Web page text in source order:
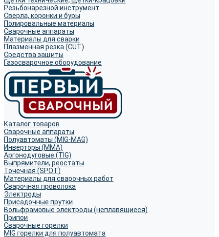
Резьбонарезной инструмент
Сверла, коронки и буры
Полировальные материалы
Сварочные аппараты
Материалы для сварки
Плазменная резка (CUT)
Средства защиты
Газосварочное оборудование
Каталог товаров
Сварочные аппараты
Полуавтоматы (MIG-MAG)
Инверторы (MMA)
Аргонодуговые (TIG)
Выпрямители, реостаты
Точечная (SPOT)
Материалы для сварочных работ
Сварочная проволока
Электроды
Присадочные прутки
Вольфрамовые электроды (неплавящиеся)
Припои
Сварочные горелки
MIG горелки для полуавтомата